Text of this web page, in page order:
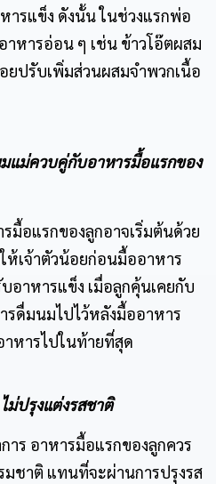
ารแข็ง ดังนั้น ในช่วงแรกพ่อ
หารอ่อน ๆ เช่น ข้าวโอ๊ตผสม
ปรับเพิ่มส่วนผสมจำพวกเนื้อ
แม่ควบคู่กับอาหารมื้อแรกของ
มื้อแรกของลูกอาจเริ่มต้นด้วย
เจ้าตัวน้อยก่อนมื้ออาหาร
อาหารแข็ง เมื่อลูกคุ้นเคยกับ
รดื่มนมไปไว้หลังมื้ออาหาร
หารไปในท้ายที่สุด
ม่ปรุงแต่งรสชาติ
ร อาหารมื้อแรกของลูกควร
มชาติ แทนที่จะผ่านการปรุงรส